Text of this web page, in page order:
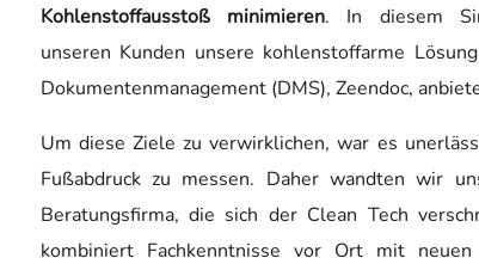
Kohlenstoffausstoß minimieren. In diesem
unseren Kunden unsere kohlenstoffarme
Dokumentenmanagement (DMS), Zeendoc,
Um diese Ziele zu verwirklichen, war es
Fußabdruck zu messen. Daher wandten wir
Beratungsfirma, die sich der Clean Tech
kombiniert Fachkenntnisse vor Ort mit neuen